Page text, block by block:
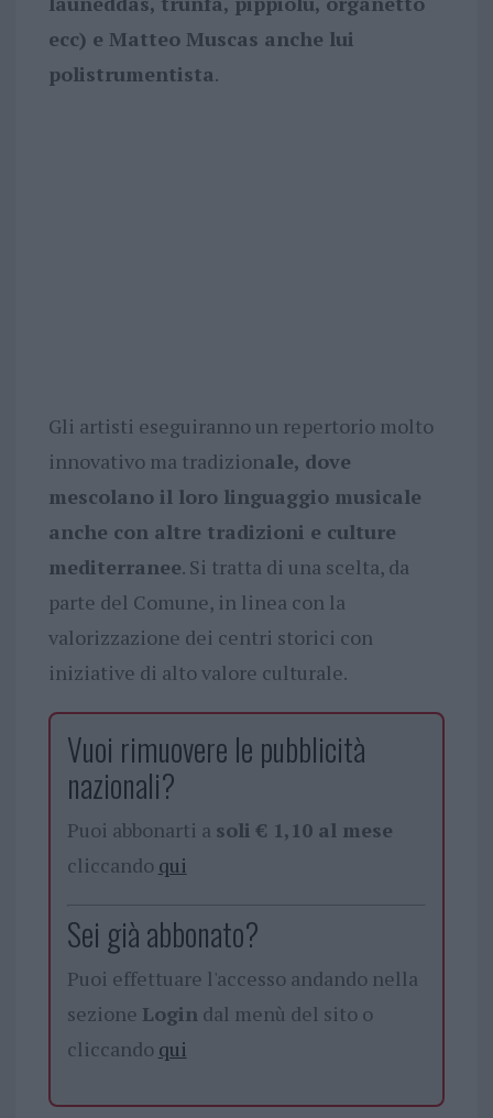
ecc) e Matteo Muscas anche lui
polistrumentista.
Gli artisti eseguiranno un repertorio molto
innovativo ma tradizionale, dove
mescolano il loro linguaggio musicale
anche con altre tradizioni e culture
mediterranee. Si tratta di una scelta, da
parte del Comune, in linea con la
valorizzazione dei centri storici con
iniziative di alto valore culturale.
Vuoi rimuovere le pubblicità
nazionali?
Puoi abbonarti a soli € 1,10 al mese
cliccando qui
Sei già abbonato?
Puoi effettuare l'accesso andando nella
sezione Logindal menù del sito o
cliccando qui